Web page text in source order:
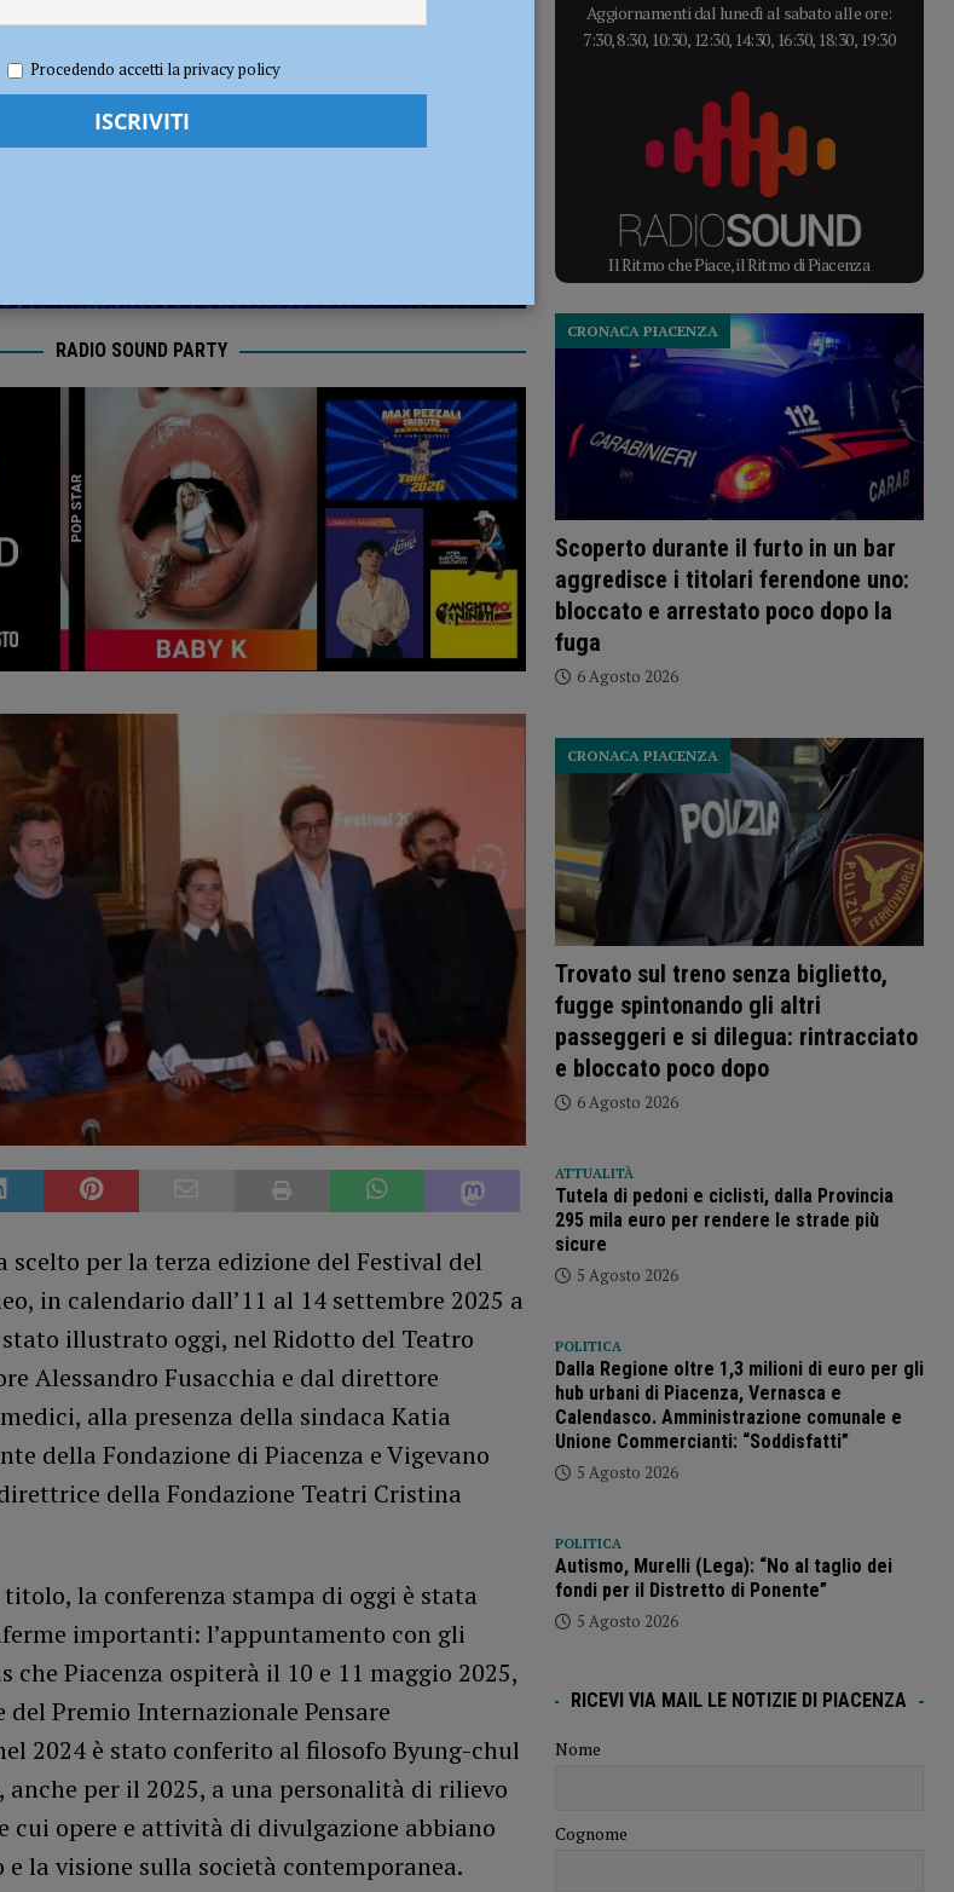
Vernasca e Calendasco. Amministrazione
FG Attualità
RADIO SOUND PARTY
scelto per la terza edizione del Festival del
in calendario dall’11 al 14 settembre 2025 a
illustrato oggi, nel Ridotto del Teatro
Alessandro Fusacchia e dal direttore
alla presenza della sindaca Katia
della Fondazione di Piacenza e Vigevano
della Fondazione Teatri Cristina
la conferenza stampa di oggi è stata
importanti: l’appuntamento con gli
che Piacenza ospiterà il 10 e 11 maggio 2025,
del Premio Internazionale Pensare
2024 è stato conferito al filosofo Byung-chul
per il 2025, a una personalità di rilievo
cui opere e attività di divulgazione abbiano
la visione sulla società contemporanea.
Aggiornamenti dal lunedì al sabato alle ore:
7:30, 8:30, 10:30, 12:30, 14:30, 16:30, 18:30, 19:30
Il Ritmo che Piace, il Ritmo di Piacenza
Scoperto durante il furto in un bar
aggredisce i titolari ferendone uno:
bloccato e arrestato poco dopo la
fuga
CRONACA PIACENZA
6 Agosto 2026
Trovato sul treno senza biglietto,
fugge spintonando gli altri
passeggeri e si dilegua: rintracciato
e bloccato poco dopo
CRONACA PIACENZA
6 Agosto 2026
ATTUALITÀ
Tutela di pedoni e ciclisti, dalla Provincia
295 mila euro per rendere le strade più
sicure
5 Agosto 2026
POLITICA
Dalla Regione oltre 1,3 milioni di euro per gli
hub urbani di Piacenza, Vernasca e
Calendasco. Amministrazione comunale e
Unione Commercianti: “Soddisfatti”
5 Agosto 2026
POLITICA
Autismo, Murelli (Lega): “No al taglio dei
fondi per il Distretto di Ponente”
5 Agosto 2026
RICEVI VIA MAIL LE NOTIZIE DI PIACENZA
Nome
Cognome
Procedendo accetti la privacy policy